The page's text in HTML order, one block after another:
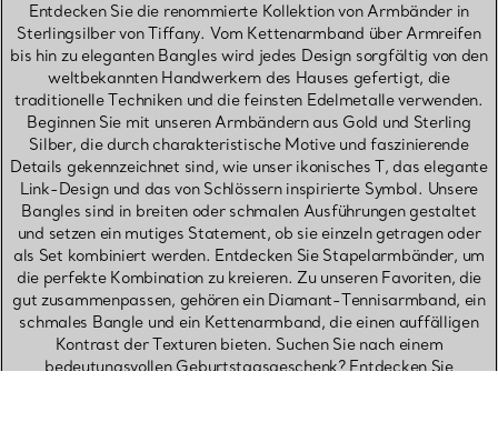
Entdecken Sie die renommierte Kollektion von Armbänder in
Sterlingsilber von Tiffany. Vom Kettenarmband über Armreifen
bis hin zu eleganten Bangles wird jedes Design sorgfältig von den
weltbekannten Handwerkern des Hauses gefertigt, die
traditionelle Techniken und die feinsten Edelmetalle verwenden.
Beginnen Sie mit unseren Armbändern aus Gold und Sterling
Silber, die durch charakteristische Motive und faszinierende
Details gekennzeichnet sind, wie unser ikonisches T, das elegante
Link-Design und das von Schlössern inspirierte Symbol. Unsere
Bangles sind in breiten oder schmalen Ausführungen gestaltet
und setzen ein mutiges Statement, ob sie einzeln getragen oder
als Set kombiniert werden. Entdecken Sie Stapelarmbänder, um
die perfekte Kombination zu kreieren. Zu unseren Favoriten, die
gut zusammenpassen, gehören ein Diamant-Tennisarmband, ein
schmales Bangle und ein Kettenarmband, die einen auffälligen
Kontrast der Texturen bieten. Suchen Sie nach einem
bedeutungsvollen Geburtstagsgeschenk? Entdecken Sie